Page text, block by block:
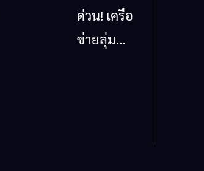
นาตะวัน
ออก
ด่วน! เครือ
ข่ายลุ่มน้ำ